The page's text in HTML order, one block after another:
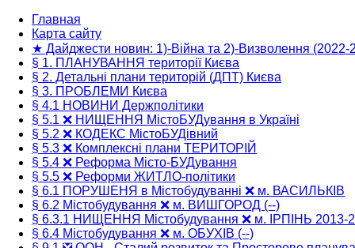
Основная
навигация
Главная
Карта сайту
★ Дайджести новин: 1)-Війна та 2)-Визволення (2022-
§ 1. ПЛАНУВАННЯ території Києва
§ 2. Детальні плани територій (ДПТ) Києва
§ 3. ПРОБЛЕМИ Києва
§ 4.1 НОВИНИ Держполітики
§ 5.1 ❌ НИЩЕННЯ МістоБУДування в Україні
§ 5.2 ❌ КОДЕКС МістоБУДівний
§ 5.3 ❌ Комплексні плани ТЕРИТОРІЙ
§ 5.4 ❌ Реформа Місто-БУДування
§ 5.5 ❌ Реформи ЖИТЛО-політики
§ 6.1 ПОРУШЕНЯ в Містобудуванні ❌ м. ВАСИЛЬКІВ
§ 6.2 Містобудування ❌ м. ВИШГОРОД (--)
§ 6.3.1 НИЩЕННЯ Містобудування ❌ м. ІРПІНЬ 2013-
§ 6.4 Містобудування ❌ м. ОБУХІВ (--)